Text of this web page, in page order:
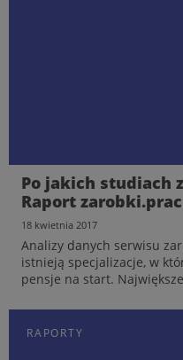
Rynek Pracy
roku. Raport
10 maja 2017
W I kwartale 2017 r. na
089 ofert pracy. Oznacza
ogłoszeń o pracę w
i sprzedaż, bankowość/
Po jakich studiach
Raport
18 kwietnia 2017
Analizy danych serwisu
istnieją specjalizacje, w
pensje na start.
mają przede wszystkim
RAPORTY
RAPORTY
RAPORTY